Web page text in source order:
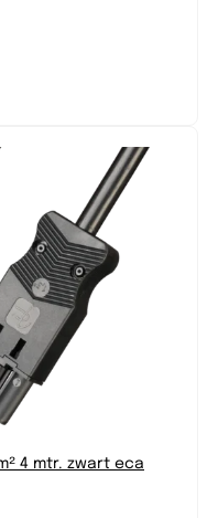
4 mtr. zwart eca